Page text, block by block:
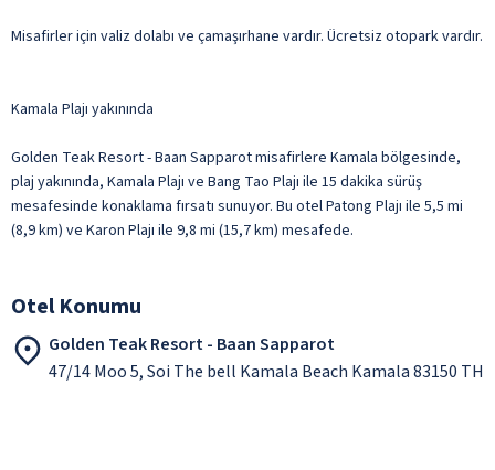
Misafirler için valiz dolabı ve çamaşırhane vardır. Ücretsiz otopark vardır.
Kamala Plajı yakınında
Golden Teak Resort - Baan Sapparot misafirlere Kamala bölgesinde,
plaj yakınında, Kamala Plajı ve Bang Tao Plajı ile 15 dakika sürüş
mesafesinde konaklama fırsatı sunuyor. Bu otel Patong Plajı ile 5,5 mi
(8,9 km) ve Karon Plajı ile 9,8 mi (15,7 km) mesafede.
Otel Konumu
Golden Teak Resort - Baan Sapparot
47/14 Moo 5, Soi The bell Kamala Beach Kamala 83150 TH